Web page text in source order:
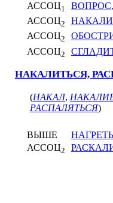
АССОЦ1
АССОЦ2
АССОЦ2
АССОЦ2
НАКАЛИТЬСЯ,
(НАКАЛ,
РАСПАЛЯТЬСЯ)
ВЫШЕ
АССОЦ2